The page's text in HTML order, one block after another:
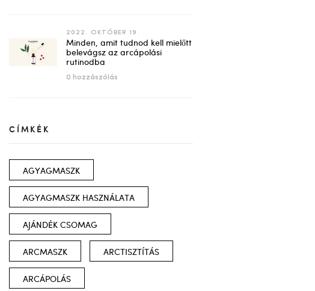
2022. OKTÓBER 19.
Minden, amit tudnod kell mielőtt
belevágsz az arcápolási
rutinodba
0 hozzászólás
CÍMKÉK
AGYAGMASZK
AGYAGMASZK HASZNÁLATA
AJÁNDÉK CSOMAG
ARCMASZK ARCTISZTÍTÁS
ARCÁPOLÁS